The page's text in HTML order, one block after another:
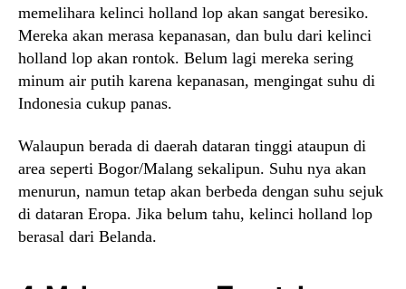
memelihara kelinci holland lop akan sangat beresiko.
Mereka akan merasa kepanasan, dan bulu dari kelinci
holland lop akan rontok. Belum lagi mereka sering
minum air putih karena kepanasan, mengingat suhu di
Indonesia cukup panas.
Walaupun berada di daerah dataran tinggi ataupun di
area seperti Bogor/Malang sekalipun. Suhu nya akan
menurun, namun tetap akan berbeda dengan suhu sejuk
di dataran Eropa. Jika belum tahu, kelinci holland lop
berasal dari Belanda.